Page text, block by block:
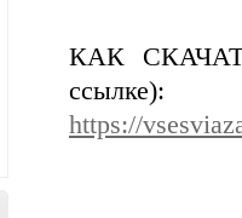
КАК
ссылке):
https://